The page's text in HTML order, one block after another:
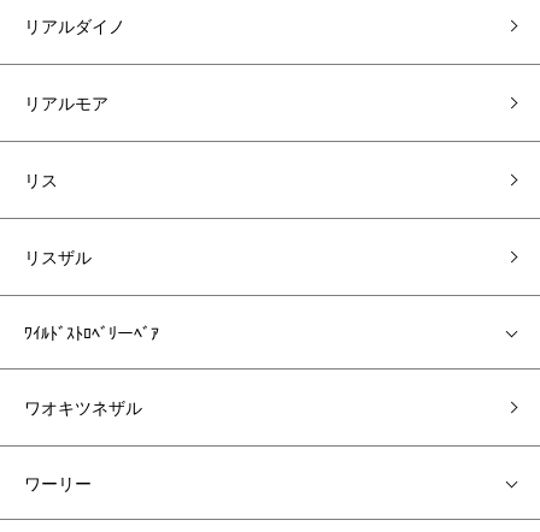
リアルダイノ
リアルモア
リス
リスザル
ﾜｲﾙﾄﾞｽﾄﾛﾍﾞﾘーﾍﾞｱ
ワオキツネザル
ワーリー